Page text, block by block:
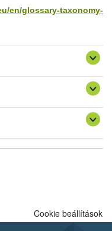
en/glossary-taxonomy-
Cookie beállítások